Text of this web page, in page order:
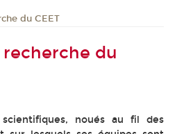
du CEET
du
noués au fil des